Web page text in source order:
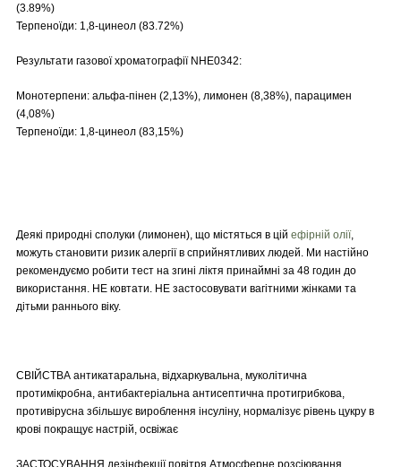
(3.89%)
Терпеноїди: 1,8-цинеол (83.72%)
Результати газової хроматографії NHE0342:
Монотерпени: альфа-пінен (2,13%), лимонен (8,38%), парацимен
(4,08%)
Терпеноїди: 1,8-цинеол (83,15%)
Деякі природні сполуки (лимонен), що містяться в цій ефірній олії,
можуть становити ризик алергії в сприйнятливих людей. Ми настійно
рекомендуємо робити тест на згині ліктя принаймні за 48 годин до
використання. НЕ ковтати. НЕ застосовувати вагітними жінками та
дітьми раннього віку.
СВІЙСТВА антикатаральна, відхаркувальна, муколітична
протимікробна, антибактеріальна антисептична протигрибкова,
противірусна збільшує вироблення інсуліну, нормалізує рівень цукру в
крові покращує настрій, освіжає
ЗАСТОСУВАННЯ дезінфекції повітря Атмосферне розсіювання.